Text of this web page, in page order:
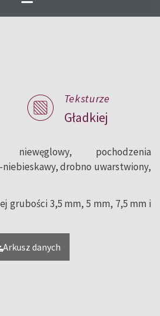
i elewacji.
Teksturze
Gładkiej
pochodzenia
drobno uwarstwiony,
grubości 3,5 mm, 5 mm, 7,5 mm i
Arkusz danych